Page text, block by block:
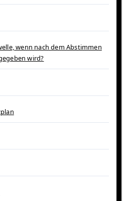
wenn nach dem Abstimmen
wird?